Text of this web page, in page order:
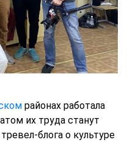
районах работала
их труда станут
блога о культуре